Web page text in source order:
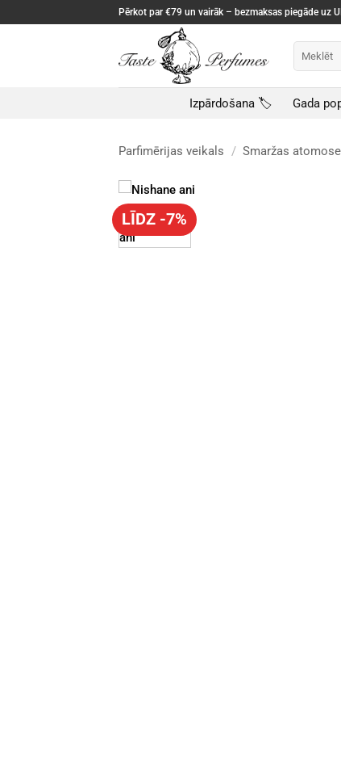
to
Pērkot par €79 un vairāk – bezmaksas piegāde uz
Izpārdošana 🏷️ Gada
Parfimērijas veikals / Smaržas
LĪDZ -7%